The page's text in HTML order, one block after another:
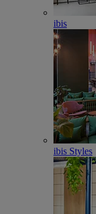
ibis
ibis Styles